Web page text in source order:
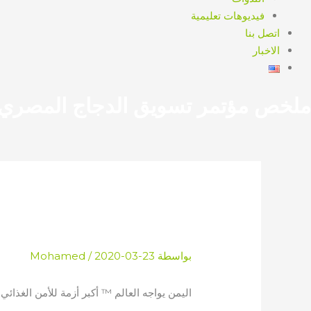
فيديوهات تعليمية
اتصل بنا
الاخبار
بواسطة Mohamed /2020-03-23
اليمن يواجه العالم ™ أكبر أزمة للأمن الغذائي